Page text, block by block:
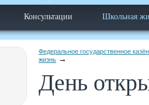
Консультации Школьная
Федеральное государственное
жизнь
День